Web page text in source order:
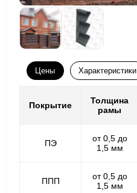
Цены Характеристики
Покрытие
Толщина
рамы
ПЭ
от 0,5 до
1,5 мм
ППП
от 0,5 до
1,5 мм